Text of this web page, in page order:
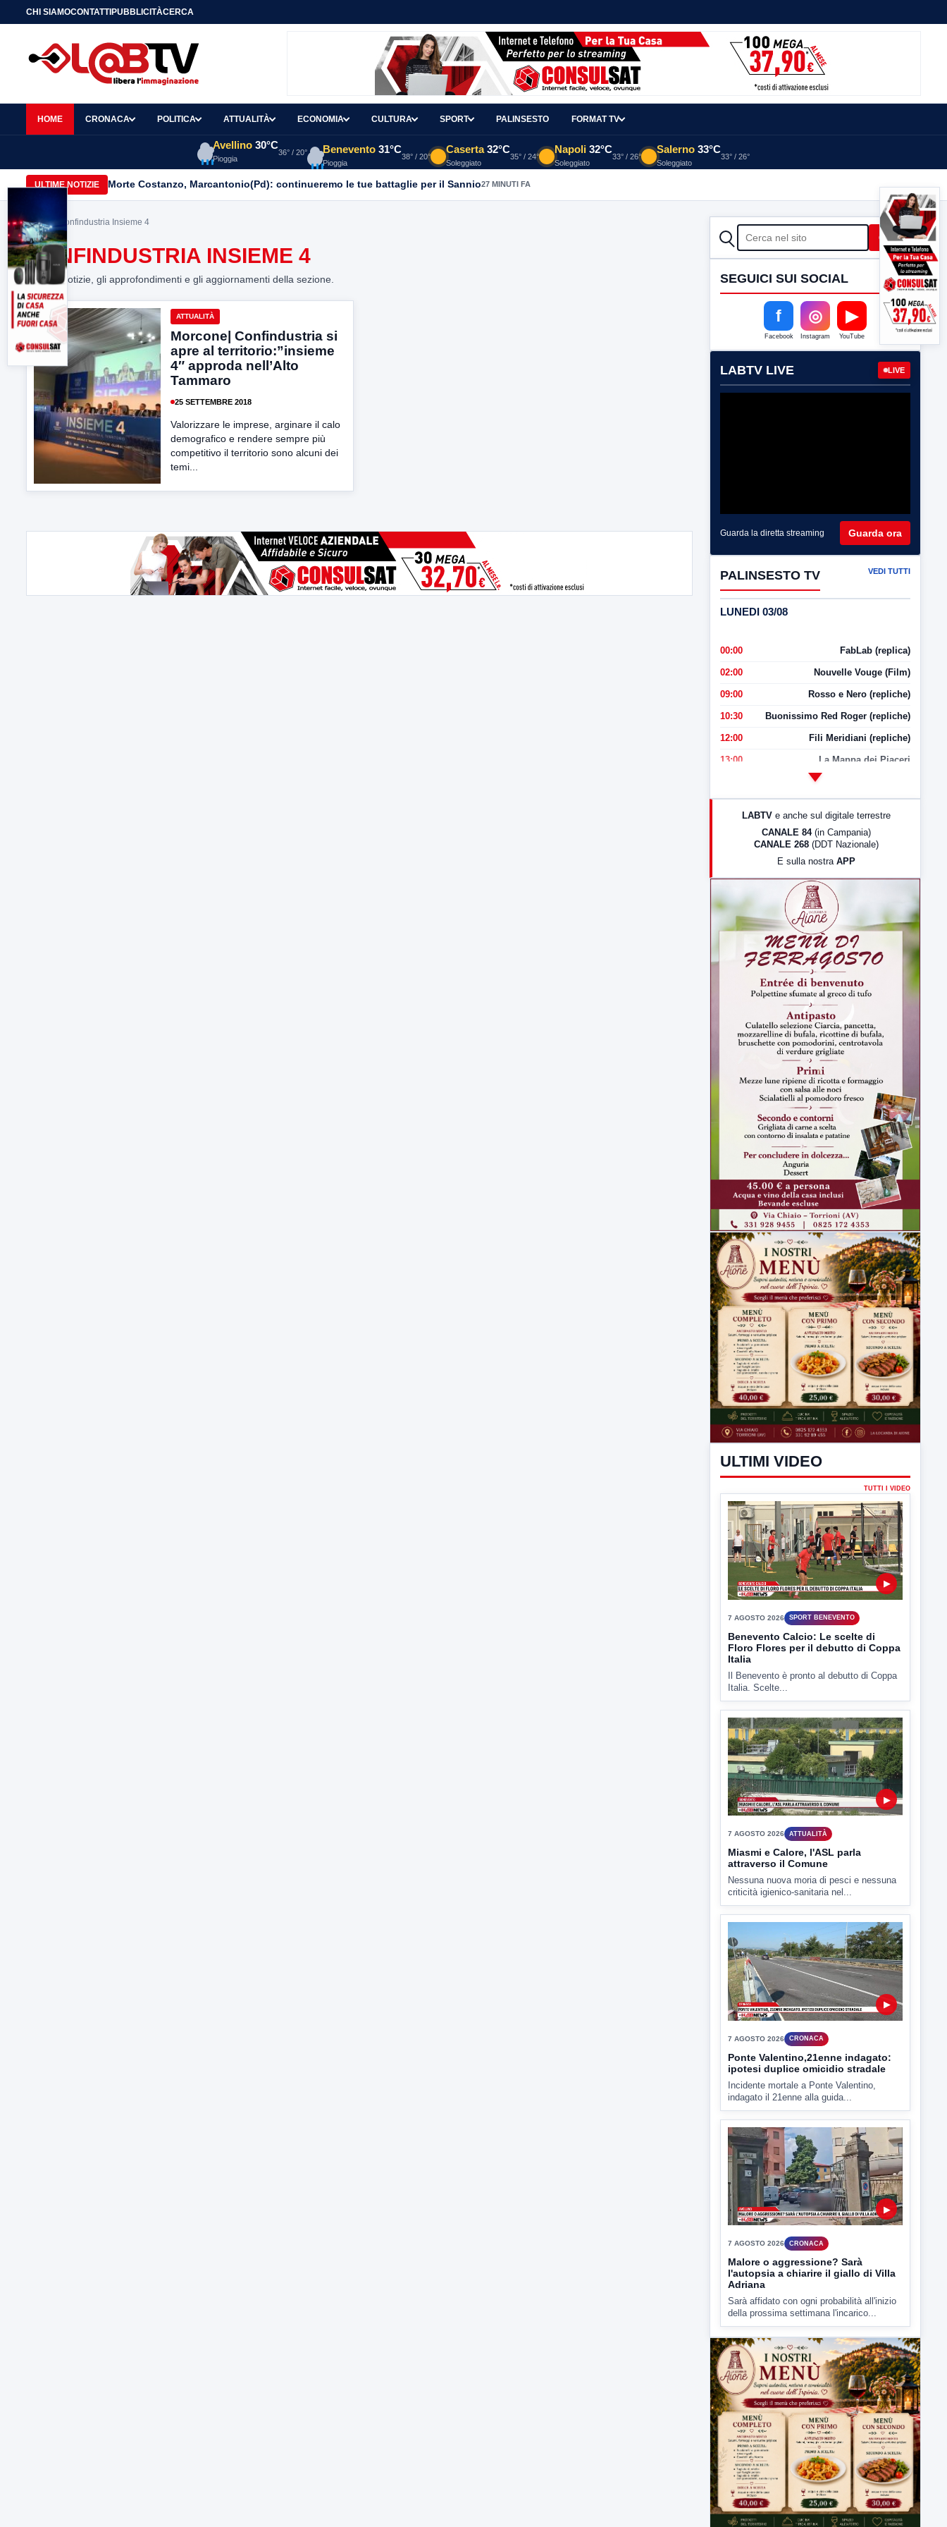
CHI SIAMOCONTATTIPUBBLICITÀCERCA
HOME CRONACA POLITICA ATTUALITÀ ECONOMIA CULTURA SPORT PALINSESTO FORMAT TV
Avellino 30°C
Pioggia
36° / 20° Benevento 31°C
Pioggia
38° / 20°
Caserta 32°C
Soleggiato
35° / 24°
Napoli 32°C
Soleggiato
33° / 26°
Salerno 33°C
Soleggiato
33° / 26°
ULTIME NOTIZIE Morte Costanzo, Marcantonio(Pd): continueremo le tue battaglie per il Sannio27 MINUTI FA
Home> Confindustria Insieme 4
CONFINDUSTRIA INSIEME 4
Tutte le notizie, gli approfondimenti e gli aggiornamenti della sezione.
ATTUALITÀ
Morcone| Confindustria si
apre al territorio:”insieme
4″ approda nell’Alto
Tammaro
25 SETTEMBRE 2018
Valorizzare le imprese, arginare il calo
demografico e rendere sempre più
competitivo il territorio sono alcuni dei
temi...
CERCA Cerca
SEGUICI SUI SOCIAL
f
Facebook
◎
Instagram
▶
YouTube
LABTV LIVE LIVE
Guarda la diretta streaming Guarda ora
PALINSESTO TV VEDI TUTTI
LUNEDI 03/08
00:00 FabLab (replica)
02:00 Nouvelle Vouge (Film)
09:00 Rosso e Nero (repliche)
10:30 Buonissimo Red Roger (repliche)
12:00 Fili Meridiani (repliche)
13:00 La Mappa dei Piaceri
LabNews (Diretta)
LabNews (replica)
LABTV e anche sul digitale terrestre
CANALE 84 (in Campania)
CANALE 268 (DDT Nazionale)
E sulla nostra APP
ULTIMI VIDEO
TUTTI I VIDEO
▶
7 AGOSTO 2026 SPORT BENEVENTO
Benevento Calcio: Le scelte di
Floro Flores per il debutto di Coppa
Italia
Il Benevento è pronto al debutto di Coppa
Italia. Scelte...
▶
7 AGOSTO 2026 ATTUALITÀ
Miasmi e Calore, l'ASL parla
attraverso il Comune
Nessuna nuova moria di pesci e nessuna
criticità igienico-sanitaria nel...
▶
7 AGOSTO 2026 CRONACA
Ponte Valentino,21enne indagato:
ipotesi duplice omicidio stradale
Incidente mortale a Ponte Valentino,
indagato il 21enne alla guida...
▶
7 AGOSTO 2026 CRONACA
Malore o aggressione? Sarà
l'autopsia a chiarire il giallo di Villa
Adriana
Sarà affidato con ogni probabilità all'inizio
della prossima settimana l'incarico...